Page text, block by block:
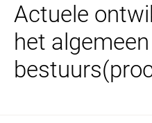
Actuele
het algemeen